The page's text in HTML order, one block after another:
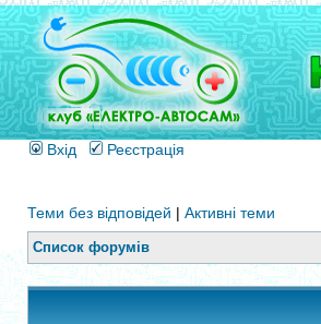
Вхід Реєстрація
Теми без відповідей | Активні теми
Список форумів